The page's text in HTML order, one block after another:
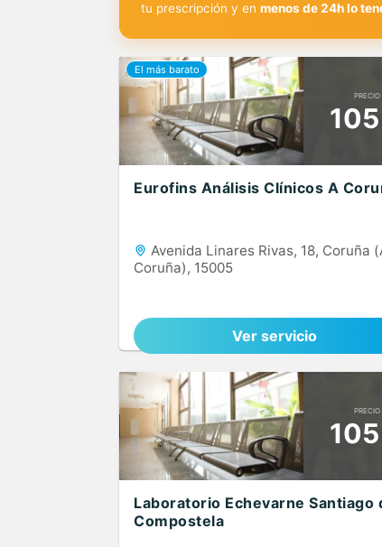
tu prescripción y en menos de 24h lo
PRECIO
Eurofins Análisis Clínicos A
Avenida Linares Rivas, 18, Coruña
Coruña), 15005
Ver servicio
PRECIO
Laboratorio Echevarne Santiago
Compostela